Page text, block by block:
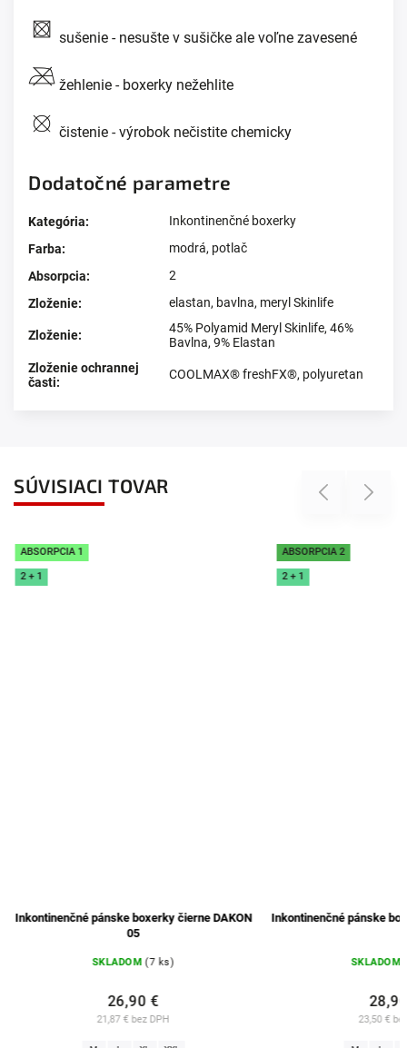
sušenie - nesušte v sušičke ale voľne zavesené
žehlenie - boxerky nežehlite
čistenie - výrobok nečistite chemicky
Dodatočné parametre
Kategória:
Inkontinenčné boxerky
Farba: modrá, potlač
Absorpcia:
2
Zloženie: elastan, bavlna, meryl Skinlife
Zloženie:
45% Polyamid Meryl Skinlife, 46%
Bavlna, 9% Elastan
Zloženie ochrannej
časti:
COOLMAX® freshFX®, polyuretan
SÚVISIACI TOVAR Previous
ABSORPCIA 2
2 + 1
Inkontinenčné pánske boxerky čierne DAKY B 2
SKLADOM (14 ks)
23,50 € bez DPH
28,90 €
ABSORPCIA 2
2 + 1
Inkontinenčné pánske
SKLADOM
23,50 €
Next